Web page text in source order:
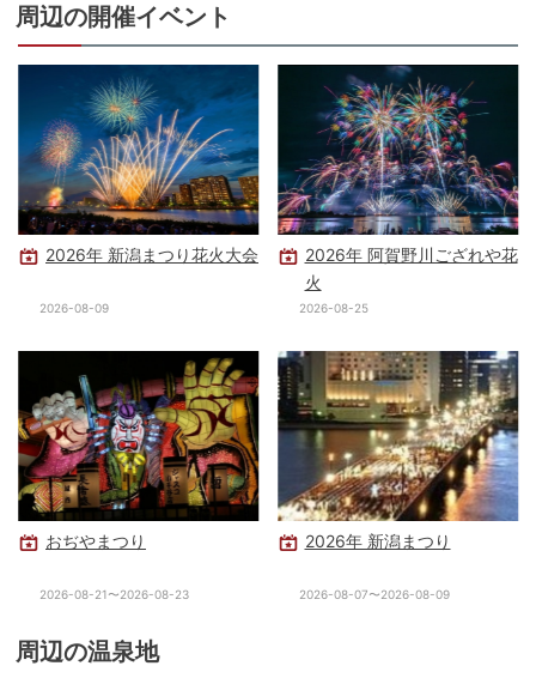
周辺の開催イベント
2026年 新潟まつり花火大会
2026-08-09
2026年 阿賀野川ござれや花
火
2026-08-25
おぢやまつり
2026-08-21〜2026-08-23
2026年 新潟まつり
2026-08-07〜2026-08-09
周辺の温泉地